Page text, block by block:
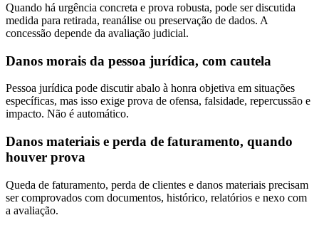
Quando há urgência concreta e prova robusta, pode ser discutida
medida para retirada, reanálise ou preservação de dados. A
concessão depende da avaliação judicial.
Danos morais da pessoa jurídica, com cautela
Pessoa jurídica pode discutir abalo à honra objetiva em situações
específicas, mas isso exige prova de ofensa, falsidade, repercussão e
impacto. Não é automático.
Danos materiais e perda de faturamento, quando
houver prova
Queda de faturamento, perda de clientes e danos materiais precisam
ser comprovados com documentos, histórico, relatórios e nexo com
a avaliação.